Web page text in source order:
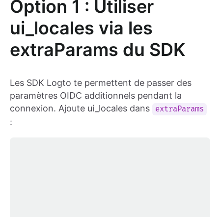
Option 1 : Utiliser
ui_locales via les
extraParams du SDK
Les SDK Logto te permettent de passer des
paramètres OIDC additionnels pendant la
connexion. Ajoute ui_locales dans
extraParams
: